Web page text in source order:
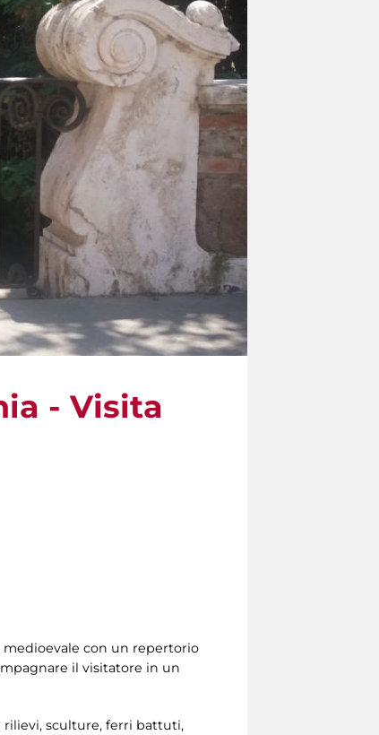
- Visita
medioevale con un repertorio
il visitatore in un
rilievi, sculture, ferri battuti,